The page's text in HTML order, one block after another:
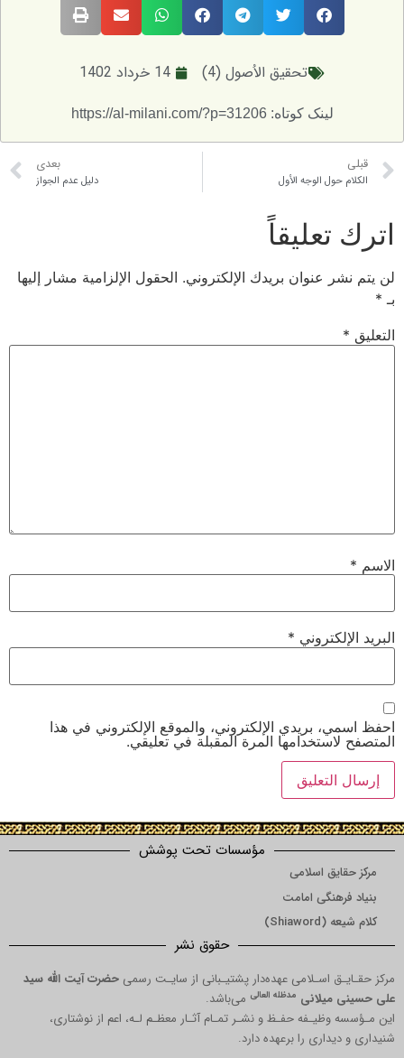
تحقيق الاُصول (4) 14 خرداد 1402
لینک کوتاه: https://al-milani.com/?p=31206
قبلی
الكلام حول الوجه الأول
بعدی
دليل عدم الجواز
اترك تعليقاً
لن يتم نشر عنوان بريدك الإلكتروني. الحقول الإلزامية مشار إليها
بـ *
التعليق *
الاسم *
البريد الإلكتروني *
احفظ اسمي، بريدي الإلكتروني، والموقع الإلكتروني في هذا
المتصفح لاستخدامها المرة المقبلة في تعليقي.
مؤسسات تحت پوشش
مرکز حقایق اسلامی
بنیاد فرهنگی امامت
کلام شیعه (Shiaword)
حقوق نشر
مرکز حقـایـق اسـلامی عهده‌دار پشتیـبانی از سایـت رسمی حضرت آیت الله سید
علی حسینی میلانی مدظله العالی می‌باشد.
این مـؤسسه وظیـفه حفـظ و نشـر تمـام آثـار معظـم لـه، اعم از نوشتاری،
شنیداری و دیداری را برعهده دارد.